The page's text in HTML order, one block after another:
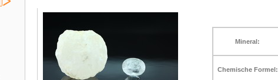
Mineral:
Chemische Formel: